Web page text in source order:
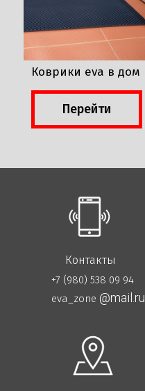
Коврики eva в дом
Перейти
Контакты
+7 (980) 538 09 94
eva_zone @mail.ru